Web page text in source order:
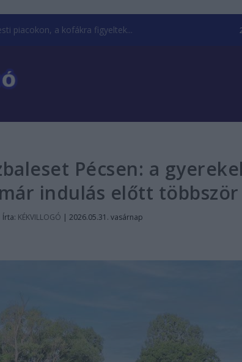
piacokon, a kofákra figyeltek...
Pécsen: a
indulás előtt
Írta: KÉKVILLOGÓ |2026.05.31. vasárnap